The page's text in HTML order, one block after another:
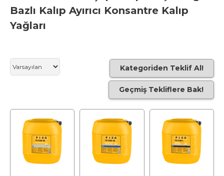
Bazlı Kalıp Ayırıcı Konsantre Kalıp
Yağları
Kategoriden Teklif Al!
Geçmiş Tekliflere Bak!